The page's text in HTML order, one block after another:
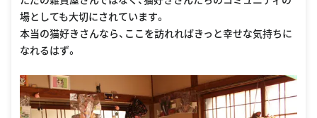
場としても大切にされています。
本当の猫好きさんなら、ここを訪れればきっと幸せな気持ちに
なれるはず。